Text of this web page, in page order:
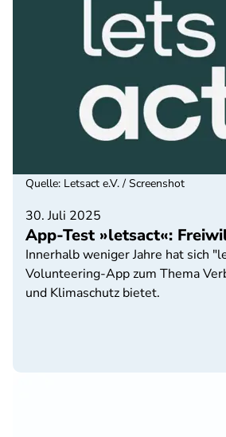
30. Juli 2025
App-Test »letsact«:
Innerhalb weniger Jahre hat sich
Volunteering-App zum Thema
und Klimaschutz bietet.
Quelle: Letsact e.V. / Screenshot